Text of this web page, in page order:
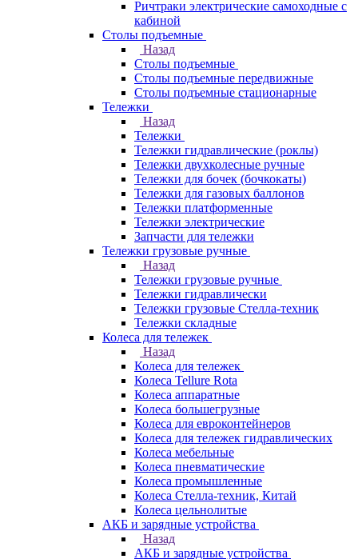
Ричтраки электрические самоходные с
кабиной
Столы подъемные
Назад
Столы подъемные
Столы подъемные передвижные
Столы подъемные стационарные
Тележки
Назад
Тележки
Тележки гидравлические (роклы)
Тележки двухколесные ручные
Тележки для бочек (бочкокаты)
Тележки для газовых баллонов
Тележки платформенные
Тележки электрические
Запчасти для тележки
Тележки грузовые ручные
Назад
Тележки грузовые ручные
Тележки гидравлически
Тележки грузовые Стелла-техник
Тележки складные
Колеса для тележек
Назад
Колеса для тележек
Колеса Tellure Rota
Колеса аппаратные
Колеса большегрузные
Колеса для евроконтейнеров
Колеса для тележек гидравлических
Колеса мебельные
Колеса пневматические
Колеса промышленные
Колеса Стелла-техник, Китай
Колеса цельнолитые
АКБ и зарядные устройства
Назад
АКБ и зарядные устройства